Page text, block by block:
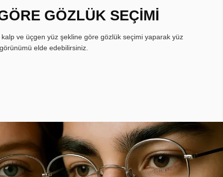
GÖZLÜK SEÇİMİ
ve üçgen yüz şekline göre gözlük seçimi yaparak yüz
elde edebilirsiniz.